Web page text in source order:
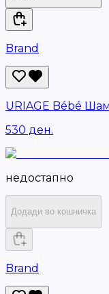
Brand
URIAGE Bébé
530 ден.
недостапно
Додади во кошничка
Brand